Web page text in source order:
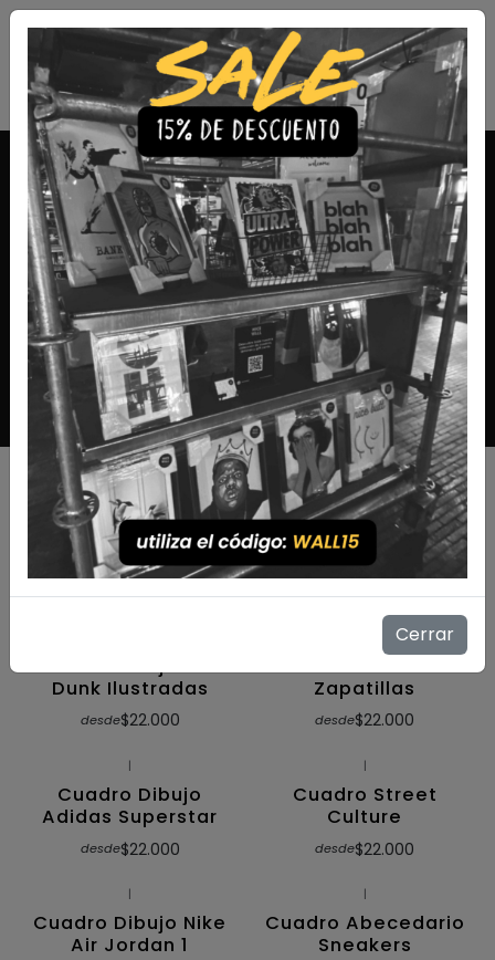
Envío Gratis a todo Chile comprando 3 o más productos
Zapatillas
Sumérgete en nuestra colección de cuadros de zapatillas y
descubre cómo el arte y la moda se fusionan para
expresar tu estilo único. Cada obra captura la esencia de la
cultura sneakerhead, combinando diseño innovador y
detalles icónicos de las zapatillas más emblemáticas.
Filtros
Cuadro Dibujo Nike
Air Jordan 1
Ilustradas
$22.000
|
Cuadro Dibujo Hype
Sneakers Ilustradas
desde$22.000
Cuadro Dibujo Nike
Dunk Ilustradas
desde$22.000
Cuadro Siluetas
Zapatillas
desde$22.000
|
Cuadro Dibujo
Adidas Superstar
desde$22.000
|
Cuadro Street
Culture
desde$22.000
|
Cuadro Dibujo Nike
Air Jordan 1
|
Cuadro Abecedario
Sneakers
Cerrar